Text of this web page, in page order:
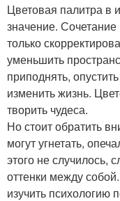
Цветовая палитра в
значение.
только
уменьшить
приподнять,
изменить жизнь.
творить чудеса.
Но стоит обратить
могут угнетать,
этого не случилось,
оттенки между
изучить психологию